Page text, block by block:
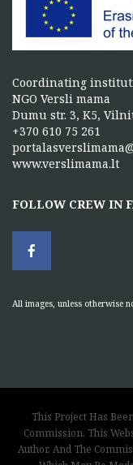
Coordinating
NGO Versli mama
Dumu str. 3, K5,
+370 610 75 261
www.verslimama.lt
FOLLOW CREW IN
All images, unless otherwise
This Project Has
Commission. This
Author, And The